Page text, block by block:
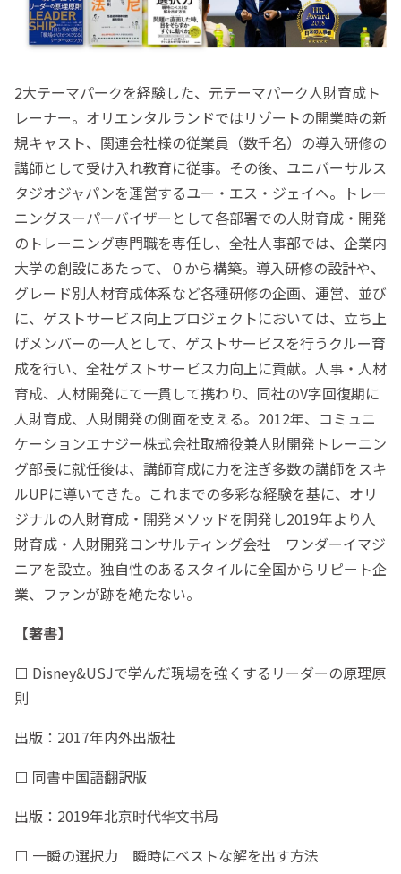
2大テーマパークを経験した、元テーマパーク人財育成ト
レーナー。オリエンタルランドではリゾートの開業時の新
規キャスト、関連会社様の従業員（数千名）の導入研修の
講師として受け入れ教育に従事。その後、ユニバーサルス
タジオジャパンを運営するユー・エス・ジェイへ。トレー
ニングスーパーバイザーとして各部署での人財育成・開発
のトレーニング専門職を専任し、全社人事部では、企業内
大学の創設にあたって、０から構築。導入研修の設計や、
グレード別人材育成体系など各種研修の企画、運営、並び
に、ゲストサービス向上プロジェクトにおいては、立ち上
げメンバーの一人として、ゲストサービスを行うクルー育
成を行い、全社ゲストサービス力向上に貢献。人事・人材
育成、人材開発にて一貫して携わり、同社のV字回復期に
人財育成、人財開発の側面を支える。2012年、コミュニ
ケーションエナジー株式会社取締役兼人財開発トレーニン
グ部長に就任後は、講師育成に力を注ぎ多数の講師をスキ
ルUPに導いてきた。これまでの多彩な経験を基に、オリ
ジナルの人財育成・開発メソッドを開発し2019年より人
財育成・人財開発コンサルティング会社 ワンダーイマジ
ニアを設立。独自性のあるスタイルに全国からリピート企
業、ファンが跡を絶たない。
【著書】
⬜️ Disney&USJで学んだ現場を強くするリーダーの原理原
則
出版：2017年内外出版社
⬜️ 同書中国語翻訳版
出版：2019年北京时代华文书局
⬜️ 一瞬の選択力 瞬時にベストな解を出す方法